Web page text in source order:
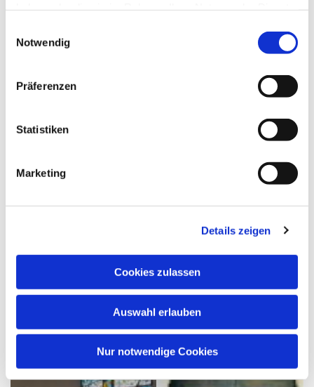
Notwendig
Präferenzen
Statistiken
Marketing
Details zeigen
Cookies zulassen
Auswahl erlauben
Nur notwendige Cookies
findet man in der von Hermann Hirschberg erstellten
Altenvoerde" (1988), die im Gemeindebüro erhältlich